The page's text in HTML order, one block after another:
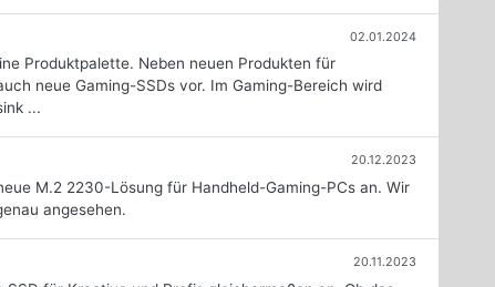
02.01.2024
Produktpalette. Neben neuen Produkten für
neue Gaming-SSDs vor. Im Gaming-Bereich wird
...
20.12.2023
M.2 2230-Lösung für Handheld-Gaming-PCs an. Wir
angesehen.
20.11.2023